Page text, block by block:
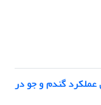
عملکرد گندم و جو در